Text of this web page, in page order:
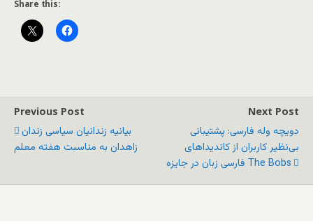
Share this:
Previous Post
بیانیه زندانیان سیاسی زندان
زاهدان به مناسبت هفته معلم
Next Post
دویچه وله فارسی: پشتیبانی
بی‌نظیر کاربران از کاندیداهای
فارسی زبان در جایزه The Bobs